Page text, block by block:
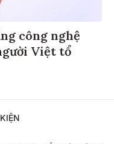
công nghệ
Việt tổ